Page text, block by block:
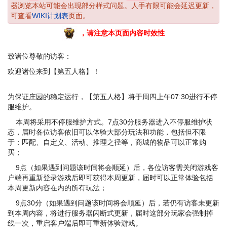
器浏览本站可能会出现部分样式问题。人手有限可能会延迟更新，
可查看WIKI计划表页面。
，请注意本页面内容时效性
致诸位尊敬的访客：
欢迎诸位来到【第五人格】！
为保证庄园的稳定运行，【第五人格】将于周四上午07:30进行不停
服维护。
本周将采用不停服维护方式。7点30分服务器进入不停服维护状
态，届时各位访客依旧可以体验大部分玩法和功能，包括但不限
于：匹配、自定义、活动、推理之径等，商城的物品可以正常购
买；
9点（如果遇到问题该时间将会顺延）后，各位访客需关闭游戏客
户端再重新登录游戏后即可获得本周更新，届时可以正常体验包括
本周更新内容在内的所有玩法；
9点30分（如果遇到问题该时间将会顺延）后，若仍有访客未更新
到本周内容，将进行服务器闪断式更新，届时这部分玩家会强制掉
线一次，重启客户端后即可重新体验游戏。